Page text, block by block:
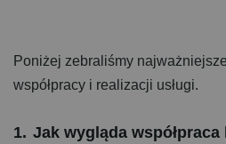
Poniżej zebraliśmy
współpracy i realizacji usługi.
1. Jak wygląda